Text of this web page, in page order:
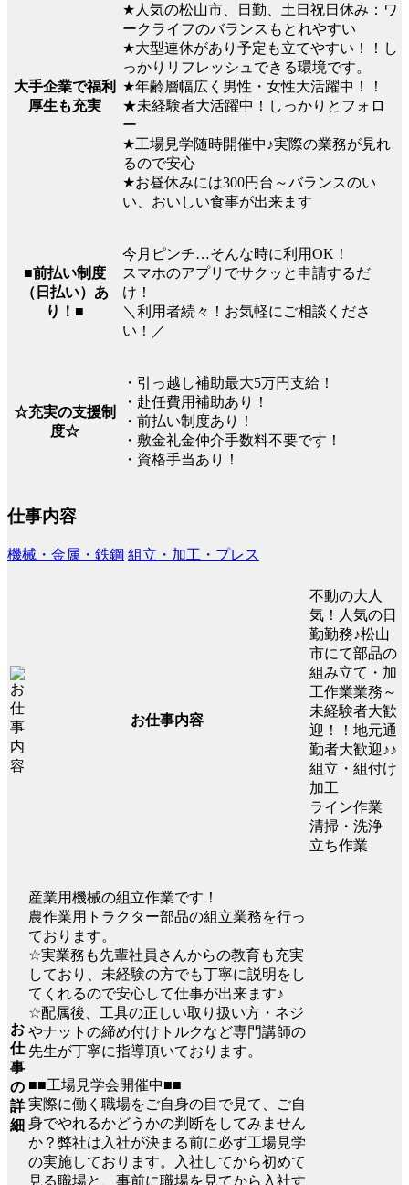
大手企業で福利
厚生も充実
★人気の松山市、日勤、土日祝日休み：ワ
ークライフのバランスもとれやすい
★大型連休があり予定も立てやすい！！し
っかりリフレッシュできる環境です。
★年齢層幅広く男性・女性大活躍中！！
★未経験者大活躍中！しっかりとフォロ
ー
★工場見学随時開催中♪実際の業務が見れ
るので安心
★お昼休みには300円台～バランスのい
い、おいしい食事が出来ます
■前払い制度
（日払い）あ
り！■
今月ピンチ…そんな時に利用OK！
スマホのアプリでサクッと申請するだ
け！
＼利用者続々！お気軽にご相談くださ
い！／
☆充実の支援制
度☆
・引っ越し補助最大5万円支給！
・赴任費用補助あり！
・前払い制度あり！
・敷金礼金仲介手数料不要です！
・資格手当あり！
仕事内容
機械・金属・鉄鋼 組立・加工・プレス
お仕事内容
不動の大人
気！人気の日
勤勤務♪松山
市にて部品の
組み立て・加
工作業業務～
未経験者大歓
迎！！地元通
勤者大歓迎♪♪
組立・組付け
加工
ライン作業
清掃・洗浄
立ち作業
お
仕
事
の
詳
細
産業用機械の組立作業です！
農作業用トラクター部品の組立業務を行っ
ております。
☆実業務も先輩社員さんからの教育も充実
しており、未経験の方でも丁寧に説明をし
てくれるので安心して仕事が出来ます♪
☆配属後、工具の正しい取り扱い方・ネジ
やナットの締め付けトルクなど専門講師の
先生が丁寧に指導頂いております。
■■工場見学会開催中■■
実際に働く職場をご自身の目で見て、ご自
身でやれるかどうかの判断をしてみません
か？弊社は入社が決まる前に必ず工場見学
の実施しております。入社してから初めて
見る職場と、事前に職場を見てから入社す